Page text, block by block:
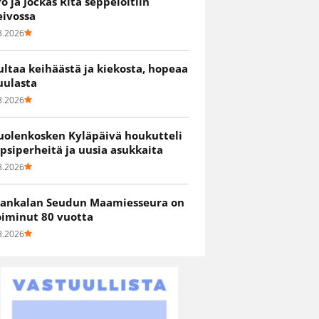
keihäästä ja kiekosta, hopeaa
Kyläpäivä houkutteli
ja uusia asukkaita
Seudun Maamiesseura on
80 vuotta